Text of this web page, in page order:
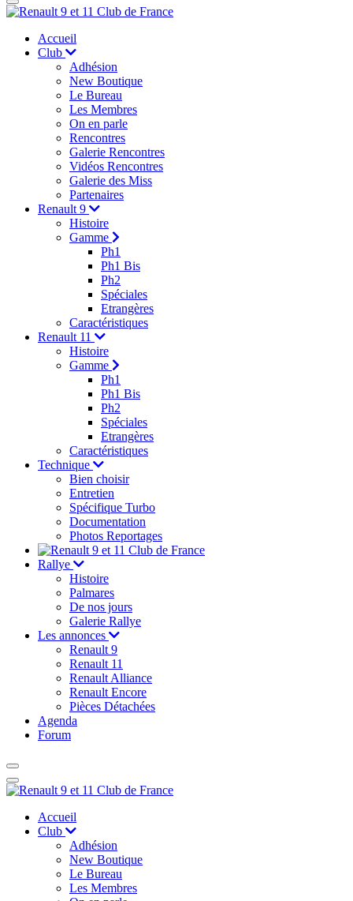
Accueil
Club
Adhésion
New Boutique
Le Bureau
Les Membres
On en parle
Rencontres
Galerie Rencontres
Vidéos Rencontres
Galerie des Miss
Partenaires
Renault 9
Histoire
Gamme
Ph1
Ph1 Bis
Ph2
Spéciales
Etrangères
Caractéristiques
Renault 11
Histoire
Gamme
Ph1
Ph1 Bis
Ph2
Spéciales
Etrangères
Caractéristiques
Technique
Bien choisir
Entretien
Spécifique Turbo
Documentation
Photos Reportages
Rallye
Histoire
Palmares
De nos jours
Galerie Rallye
Les annonces
Renault 9
Renault 11
Renault Alliance
Renault Encore
Pièces Détachées
Agenda
Forum
Accueil
Club
Adhésion
New Boutique
Le Bureau
Les Membres